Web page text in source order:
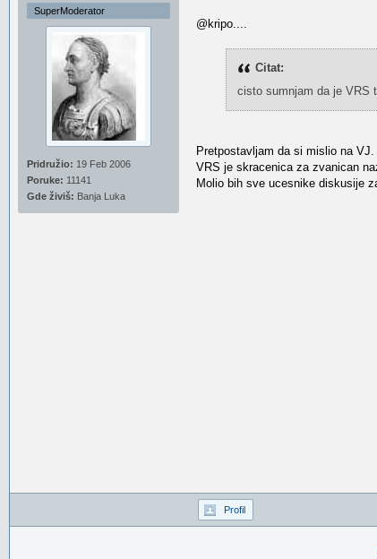
SuperModerator
Pridružio: 19 Feb 2006
Poruke: 11141
Gde živiš: Banja Luka
@kripo....
Citat:
cisto sumnjam da je VRS
Pretpostavljam da si mislio na VJ.
VRS je skracenica za zvanican
Molio bih sve ucesnike diskusije
Profil